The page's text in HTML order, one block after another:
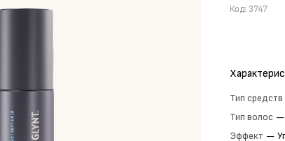
Код: 3747
Тип средств
Тип волос —
Эффект —